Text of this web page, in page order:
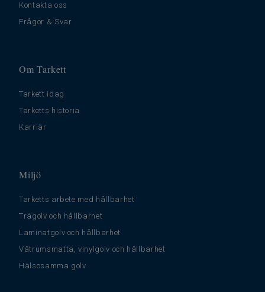
Kontakta oss
Frågor & Svar
Om Tarkett
Tarkett idag
Tarketts historia
Karriär
Miljö
Tarketts arbete med hållbarhet
Trägolv och hållbarhet
Laminatgolv och hållbarhet
Våtrumsmatta, vinylgolv och hållbarhet
Hälsosamma golv